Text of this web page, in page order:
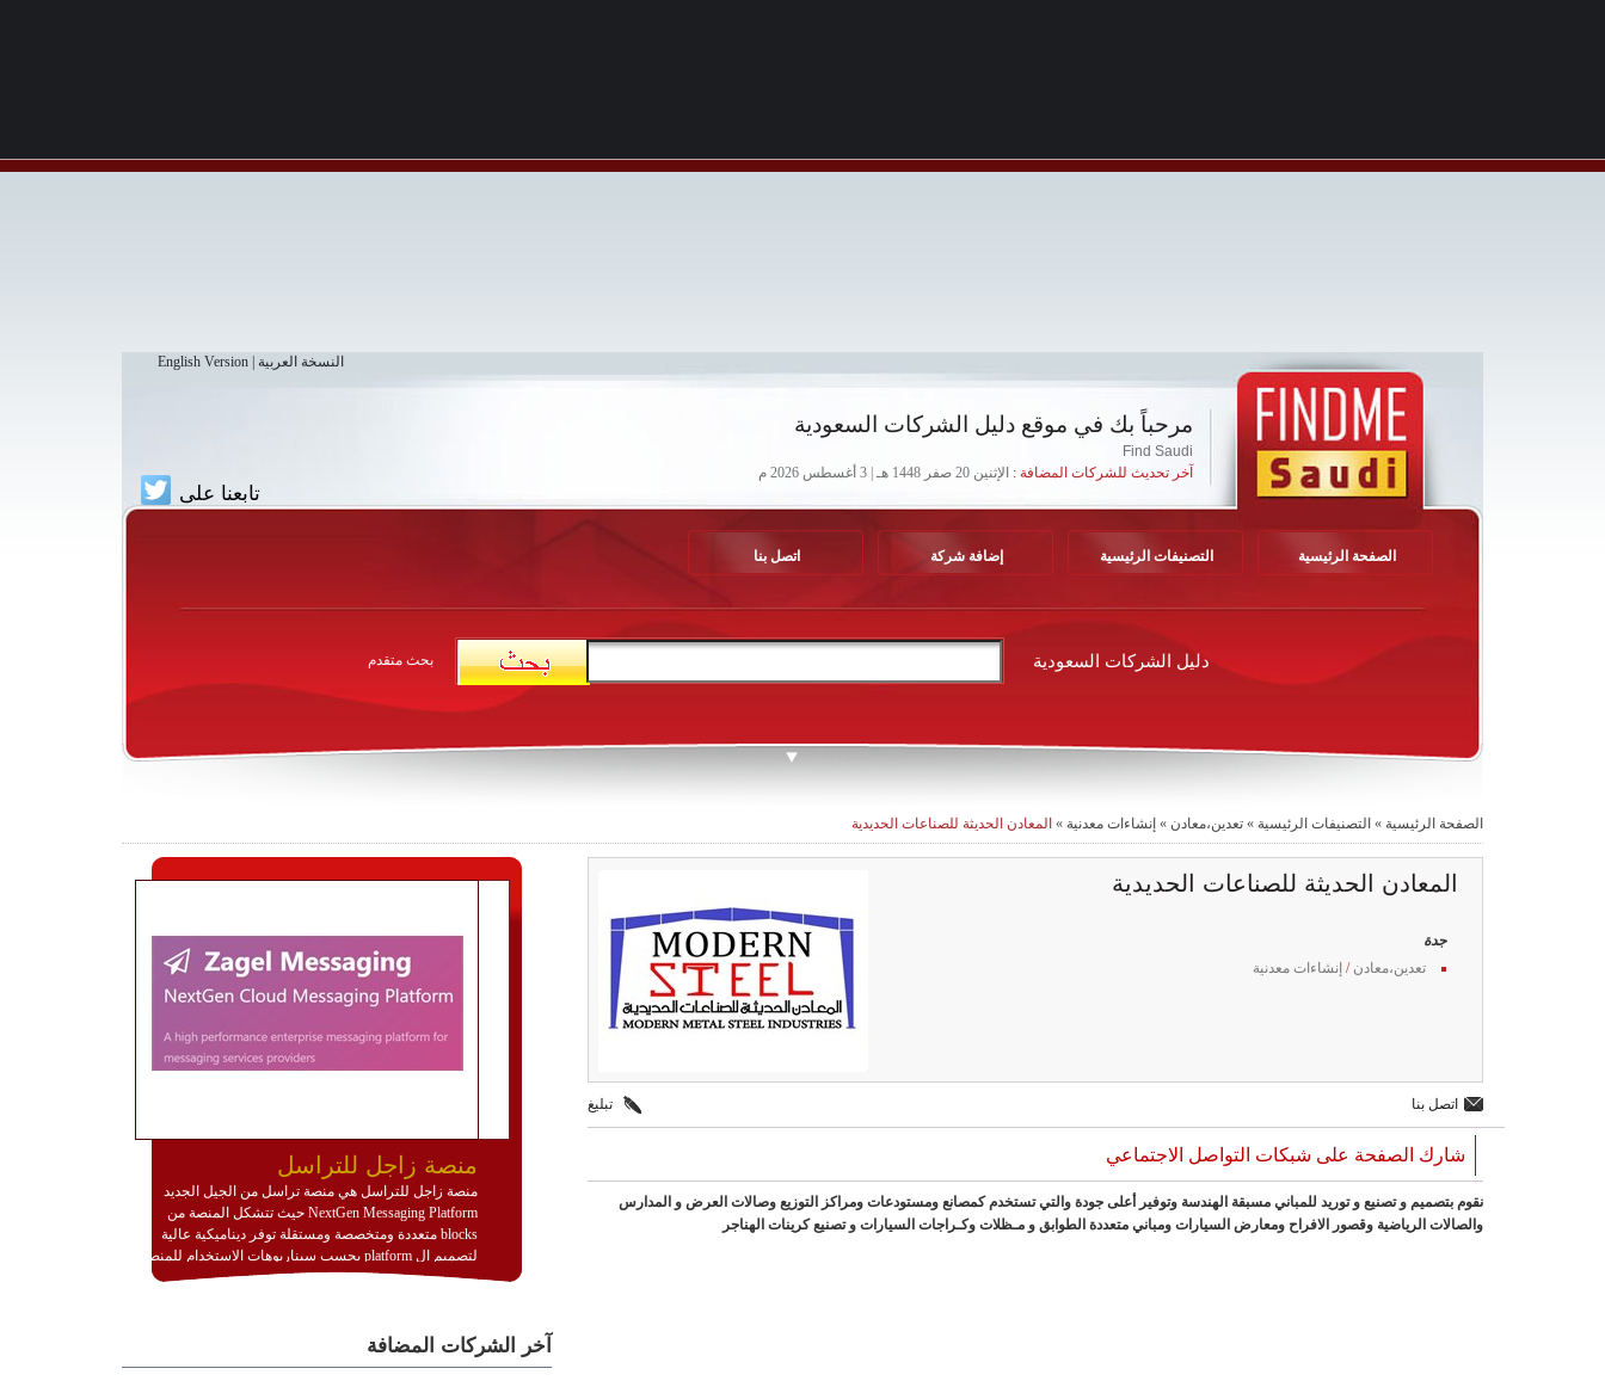
النسخة العربية English Version
مرحباً بك في موقع دليل الشركات السعودية
Find Saudi
آخر تحديث للشركات المضافة : الإثنين 20 صفر 1448 هـ | 3 أغسطس 2026 م
تابعنا على
الصفحة الرئيسية التصنيفات الرئيسية إضافة شركة اتصل بنا
دليل الشركات السعودية بحث متقدم
الصفحة الرئيسية » التصنيفات الرئيسية » تعدين،معادن » إنشاءات معدنية » المعادن الحديثة للصناعات الحديدية
المعادن الحديثة للصناعات الحديدية
جدة
تعدين،معادن / إنشاءات معدنية
اتصل بنا تبليغ
شارك الصفحة على شبكات التواصل الاجتماعي
نقوم بتصميم و تصنيع و توريد للمباني مسبقة الهندسة وتوفير أعلى جودة والتي تستخدم كمصانع ومستودعات ومراكز التوزيع وصالات العرض و المدارس
والصالات الرياضية وقصور الافراح ومعارض السيارات ومباني متعددة الطوابق و مـظلات وكـراجات السيارات و تصنيع كرينات الهناجر
منصة زاجل للتراسل
منصة زاجل للتراسل هي منصة تراسل من الجيل الجديد
NextGen Messaging Platform حيث تتشكل المنصة من
blocks متعددة ومتخصصة ومستقلة توفر ديناميكية عالية
لتصميم ال platform بحسب سيناريوهات الاستخدام للمنصة
وتتوافق مع النشر والاستثمار ضمن بيئة استضافة dedicated
تخدم أي سيناريو تراسل مهما كان معقدا عبر إضافة ومعايرة
عناصر ديناميكية (dynamic items) وتجهيز إعدادات التواصل
آخر الشركات المضافة